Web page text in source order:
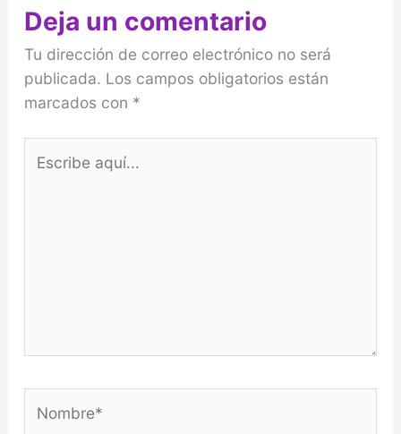
Deja un comentario
Tu dirección de correo electrónico no será
publicada. Los campos obligatorios están
marcados con *
aquí...